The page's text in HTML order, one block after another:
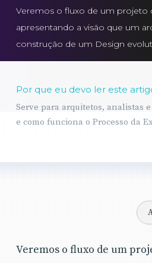
Veremos o fluxo de um projeto
apresentando a visão que um
construção de um Design
Por que eu devo ler este
Serve para arquitetos, analistas
e como funciona o Processo da
Veremos o fluxo de um